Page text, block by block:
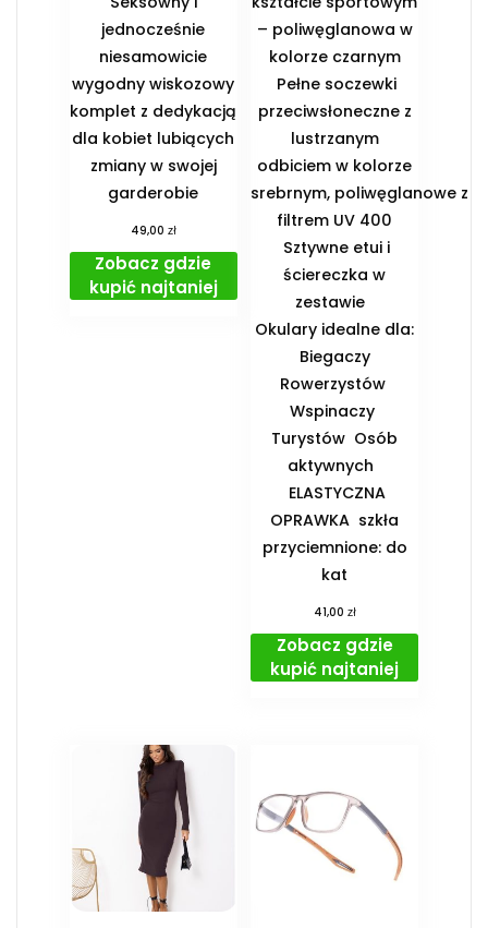
jednocześnie
niesamowicie
wygodny wiskozowy
komplet z dedykacją
dla kobiet lubiących
zmiany w swojej
garderobie
49,00 zł
Zobacz gdzie
kupić najtaniej
– poliwęglanowa w
kolorze czarnym
Pełne soczewki
przeciwsłoneczne z
lustrzanym
odbiciem w kolorze
srebrnym, poliwęglanowe z
filtrem UV 400
Sztywne etui i
ściereczka w
zestawie
️Okulary idealne dla:
️ Biegaczy ️
Rowerzystów ️
Wspinaczy ️
Turystów ️ Osób
aktywnych
️ ELASTYCZNA
OPRAWKA ️ szkła
przyciemnione: do
kat
41,00 zł
Zobacz gdzie
kupić najtaniej